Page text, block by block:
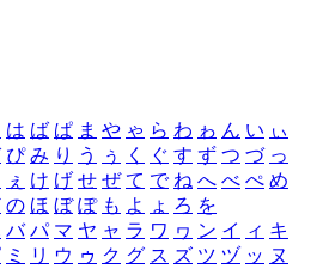
は ば ぱ ま や ゃ ら わ ゎ ん い ぃ
ぴ み り う ぅ く ぐ す ず つ づ っ
ぇ け げ せ ぜ て で ね へ べ ぺ め
の ほ ぼ ぽ も よ ょ ろ を
バ パ マ ヤ ャ ラ ワ ヮ ン イ ィ キ
ミ リ ウ ゥ ク グ ス ズ ツ ヅ ッ ヌ